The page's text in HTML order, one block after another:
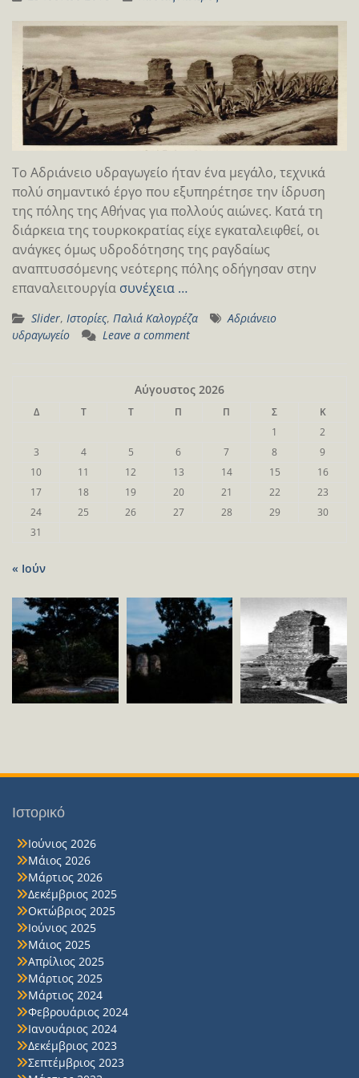
Το Αδριάνειο υδραγωγείο ήταν ένα μεγάλο, τεχνικά
πολύ σημαντικό έργο που εξυπηρέτησε την ίδρυση
της πόλης της Αθήνας για πολλούς αιώνες. Κατά τη
διάρκεια της τουρκοκρατίας είχε εγκαταλειφθεί, οι
ανάγκες όμως υδροδότησης της ραγδαίως
αναπτυσσόμενης νεότερης πόλης οδήγησαν στην
επαναλειτουργία συνέχεια …
Slider, Ιστορίες, Παλιά Καλογρέζα
Αδριάνειο
υδραγωγείο
Leave a comment
Αύγουστος 2026
Δ Τ Τ Π Π Σ
Κ
1
2
3
4 5 6 7 8
9
10
11 12 13 14 15
16
17
18 19 20 21 22
23
24
25 26 27 28 29
30
31
« Ιούν
Ιστορικό
Ιούνιος 2026
Μάιος 2026
Μάρτιος 2026
Δεκέμβριος 2025
Οκτώβριος 2025
Ιούνιος 2025
Μάιος 2025
Απρίλιος 2025
Μάρτιος 2025
Μάρτιος 2024
Φεβρουάριος 2024
Ιανουάριος 2024
Δεκέμβριος 2023
Σεπτέμβριος 2023